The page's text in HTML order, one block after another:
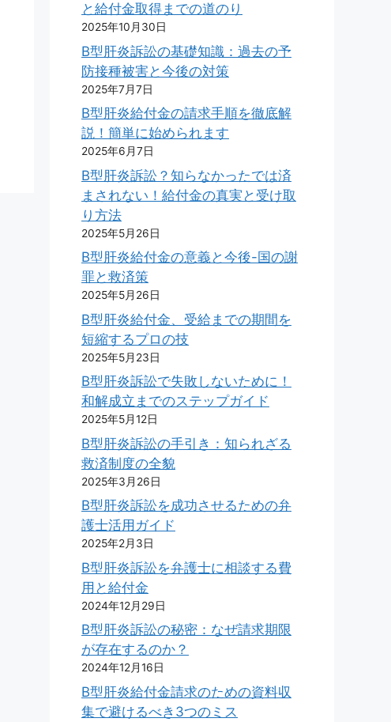
と給付金取得までの道のり
2025年10月30日
B型肝炎訴訟の基礎知識：過去の予
防接種被害と今後の対策
2025年7月7日
B型肝炎給付金の請求手順を徹底解
説！簡単に始められます
2025年6月7日
B型肝炎訴訟？知らなかったでは済
まされない！給付金の真実と受け取
り方法
2025年5月26日
B型肝炎給付金の意義と今後-国の謝
罪と救済策
2025年5月26日
B型肝炎給付金、受給までの期間を
短縮するプロの技
2025年5月23日
B型肝炎訴訟で失敗しないために！
和解成立までのステップガイド
2025年5月12日
B型肝炎訴訟の手引き：知られざる
救済制度の全貌
2025年3月26日
B型肝炎訴訟を成功させるための弁
護士活用ガイド
2025年2月3日
B型肝炎訴訟を弁護士に相談する費
用と給付金
2024年12月29日
B型肝炎訴訟の秘密：なぜ請求期限
が存在するのか？
2024年12月16日
B型肝炎給付金請求のための資料収
集で避けるべき3つのミス